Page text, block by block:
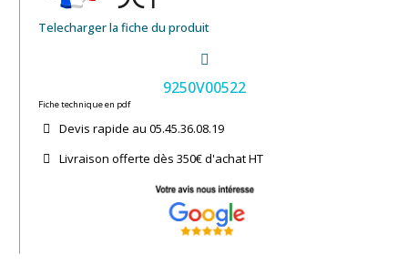
Telecharger la fiche du produit
9250V00522
Fiche technique en pdf
Devis rapide au 05.45.36.08.19​
Livraison offerte dès 350€ d'achat​ HT